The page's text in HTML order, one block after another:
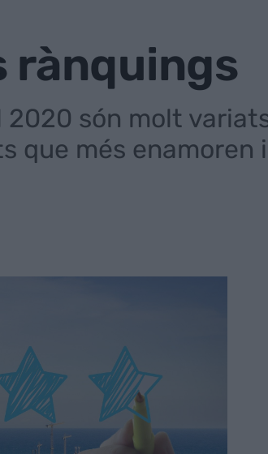
rànquings
són molt
que més enamoren